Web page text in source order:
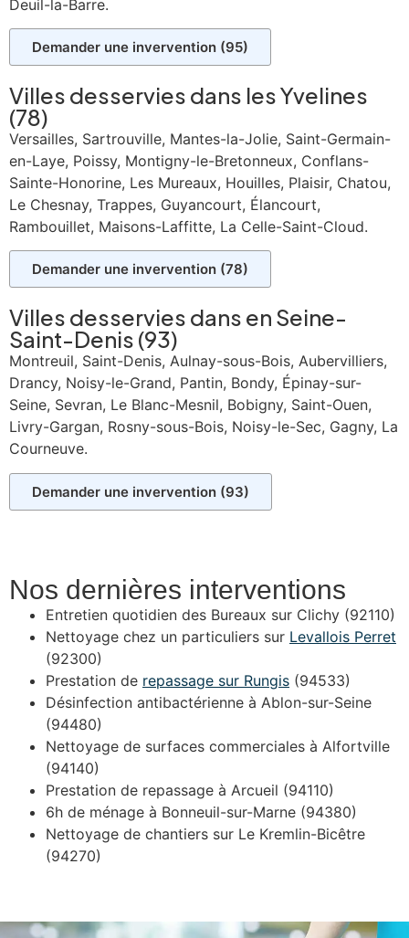
Deuil-la-Barre.
Demander une invervention (95)
Villes desservies dans lesYvelines
(78)
Versailles, Sartrouville, Mantes-la-Jolie, Saint-Germain-
en-Laye, Poissy, Montigny-le-Bretonneux, Conflans-
Sainte-Honorine, Les Mureaux, Houilles, Plaisir, Chatou,
Le Chesnay, Trappes, Guyancourt, Élancourt,
Rambouillet, Maisons-Laffitte, La Celle-Saint-Cloud.
Demander une invervention (78)
Villes desservies dans en Seine-
Saint-Denis (93)
Montreuil, Saint-Denis, Aulnay-sous-Bois, Aubervilliers,
Drancy, Noisy-le-Grand, Pantin, Bondy, Épinay-sur-
Seine, Sevran, Le Blanc-Mesnil, Bobigny, Saint-Ouen,
Livry-Gargan, Rosny-sous-Bois, Noisy-le-Sec, Gagny, La
Courneuve.
Demander une invervention (93)
Nos dernières interventions
Entretien quotidien des Bureaux sur Clichy (92110)
Nettoyage chez un particuliers sur Levallois Perret
(92300)
Prestation de repassage sur Rungis (94533)
Désinfection antibactérienne à Ablon-sur-Seine
(94480)
Nettoyage de surfaces commerciales à Alfortville
(94140)
Prestation de repassage à Arcueil (94110)
6h de ménage à Bonneuil-sur-Marne (94380)
Nettoyage de chantiers sur Le Kremlin-Bicêtre
(94270)